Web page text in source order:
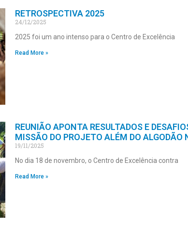
RETROSPECTIVA 2025
24/12/2025
2025 foi um ano intenso para o Centro de Excelência
Read More »
REUNIÃO APONTA RESULTADOS E
MISSÃO DO PROJETO ALÉM DO ALGODÃO
19/11/2025
No dia 18 de novembro, o Centro de Excelência contra
Read More »